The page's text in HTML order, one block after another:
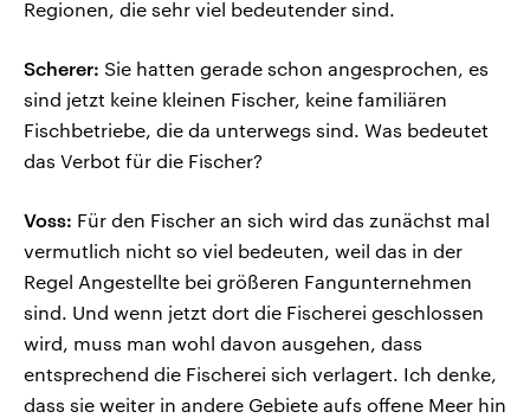
Regionen, die sehr viel bedeutender sind.
Scherer: Sie hatten gerade schon angesprochen, es
sind jetzt keine kleinen Fischer, keine familiären
Fischbetriebe, die da unterwegs sind. Was bedeutet
das Verbot für die Fischer?
Voss: Für den Fischer an sich wird das zunächst mal
vermutlich nicht so viel bedeuten, weil das in der
Regel Angestellte bei größeren Fangunternehmen
sind. Und wenn jetzt dort die Fischerei geschlossen
wird, muss man wohl davon ausgehen, dass
entsprechend die Fischerei sich verlagert. Ich denke,
dass sie weiter in andere Gebiete aufs offene Meer hin